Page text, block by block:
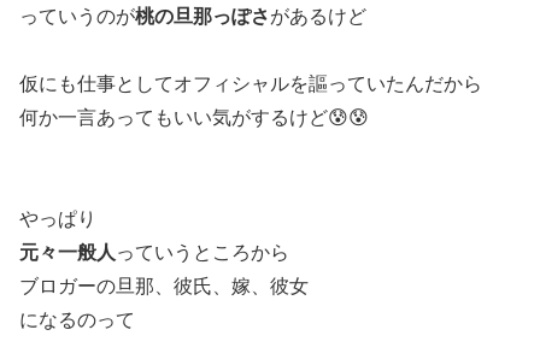
っていうのが桃の旦那っぽさがあるけど
仮にも仕事としてオフィシャルを謳っていたんだから
何か一言あってもいい気がするけど😰😰
やっぱり
元々一般人 っていうところから
ブロガーの旦那、彼氏、嫁、彼女
になるのって